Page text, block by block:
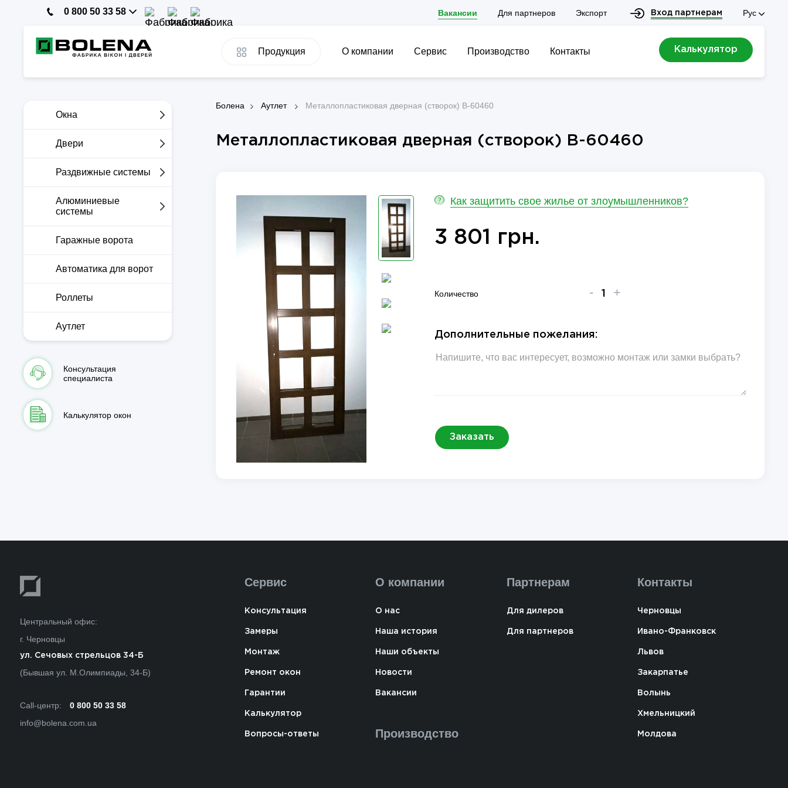
0 800 50 33 58 Вакансии Для партнеров Экспорт Вход партнерам Рус
Продукция О компании Сервис Производство Контакты Калькулятор
Окна
Двери
Раздвижные системы
Алюминиевые
системы
Гаражные ворота
Автоматика для ворот
Роллеты
Аутлет
Консультация
специалиста
Калькулятор окон
Болена Аутлет Металлопластиковая дверная (створок) B-60460
Металлопластиковая дверная (створок) B-60460
? Как защитить свое жилье от злоумышленников?
3 801 грн.
Количество - +
Дополнительные пожелания:
Заказать
Центральный офис:
г. Черновцы
ул. Сечовых стрельцов 34-Б
(Бывшая ул. М.Олимпиады, 34-Б)
Call-центр:
0 800 50 33 58
info@bolena.com.ua
Сервис
Консультация
Замеры
Монтаж
Ремонт окон
Гарантии
Калькулятор
Вопросы-ответы
О компании
О нас
Наша история
Наши объекты
Новости
Вакансии
Производство
Партнерам
Для дилеров
Для партнеров
Контакты
Черновцы
Ивано-Франковск
Львов
Закарпатье
Волынь
Хмельницкий
Молдова